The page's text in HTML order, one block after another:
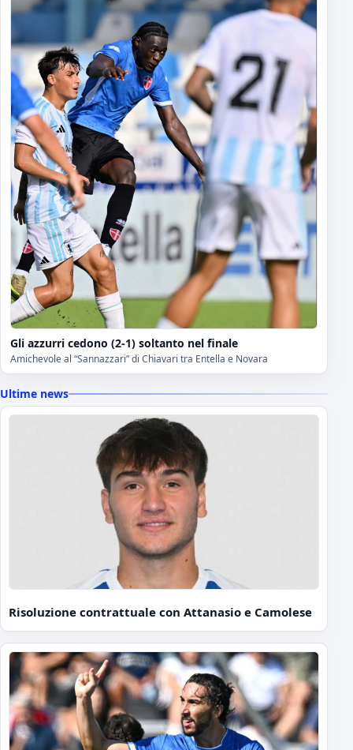
Gli azzurri cedono (2-1) soltanto nel finale
Amichevole al “Sannazzari” di Chiavari tra Entella e Novara
Ultime news
Risoluzione contrattuale con Attanasio e Camolese